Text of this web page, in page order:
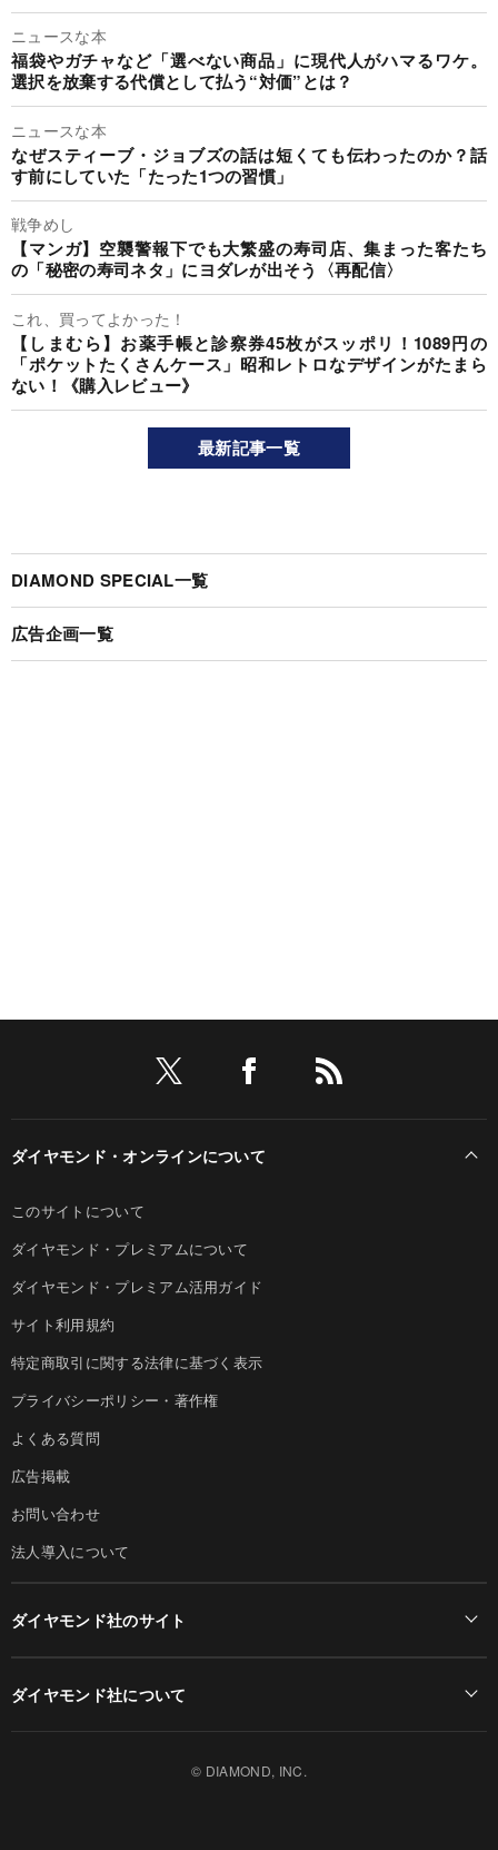
ニュースな本
福袋やガチャなど「選べない商品」に現代人がハマるワケ。
選択を放棄する代償として払う“対価”とは？
ニュースな本
なぜスティーブ・ジョブズの話は短くても伝わったのか？話
す前にしていた「たった1つの習慣」
戦争めし
【マンガ】空襲警報下でも大繁盛の寿司店、集まった客たち
の「秘密の寿司ネタ」にヨダレが出そう〈再配信〉
これ、買ってよかった！
【しまむら】お薬手帳と診察券45枚がスッポリ！1089円の
「ポケットたくさんケース」昭和レトロなデザインがたまら
ない！《購入レビュー》
最新記事一覧
DIAMOND SPECIAL一覧
広告企画一覧
ダイヤモンド・オンラインについて
このサイトについて
ダイヤモンド・プレミアムについて
ダイヤモンド・プレミアム活用ガイド
サイト利用規約
特定商取引に関する法律に基づく表示
プライバシーポリシー・著作権
よくある質問
広告掲載
お問い合わせ
法人導入について
ダイヤモンド社のサイト
ダイヤモンド社について
© DIAMOND, INC.